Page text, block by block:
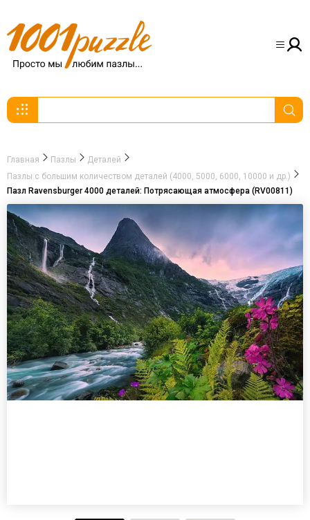
Главная Пазлы
Деталей
Пазлы с большим количеством деталей (4000, 5000, 6000, 10000 и др.)
Пазл Ravensburger 4000 деталей: Потрясающая атмосфера (RV00811)